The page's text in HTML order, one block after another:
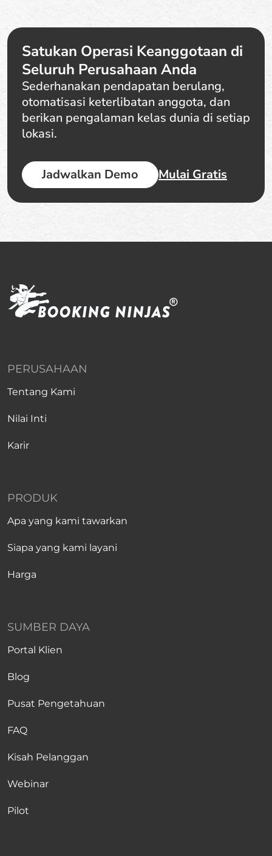
Satukan Operasi Keanggotaan di
Seluruh Perusahaan Anda
Sederhanakan pendapatan berulang,
otomatisasi keterlibatan anggota, dan
berikan pengalaman kelas dunia di setiap
lokasi.
Jadwalkan Demo Mulai Gratis
PERUSAHAAN
Tentang Kami
Nilai Inti
Karir
PRODUK
Apa yang kami tawarkan
Siapa yang kami layani
Harga
SUMBER DAYA
Portal Klien
Blog
Pusat Pengetahuan
FAQ
Kisah Pelanggan
Webinar
Pilot